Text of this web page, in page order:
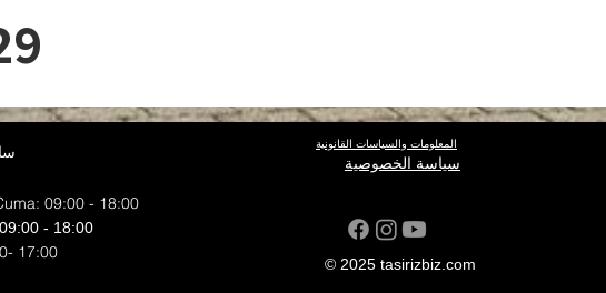
09:00 - 18:00
- 18:00
17:00
المعلومات والسياسات القانونية
سياسة الخصوصية
© 2025 tasirizbiz.com
nakliyat gayrettepe nakliyat